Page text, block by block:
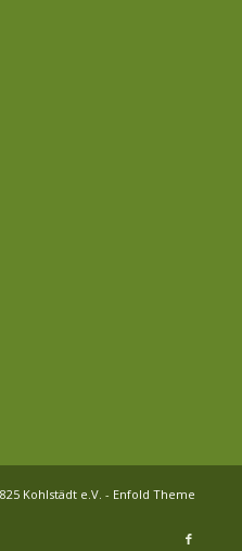
Kohlstädt e.V. - Enfold Theme